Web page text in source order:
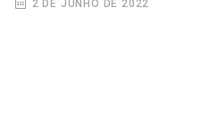
2 DE JUNHO DE 2022